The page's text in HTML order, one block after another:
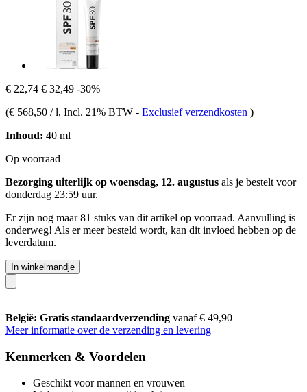
€ 22,74 € 32,49 -30%
(€ 568,50 / l, Incl. 21% BTW - Exclusief verzendkosten )
Inhoud: 40 ml
Op voorraad
Bezorging uiterlijk op woensdag, 12. augustus als je bestelt voor
donderdag 23:59 uur.
Er zijn nog maar 81 stuks van dit artikel op voorraad. Aanvulling is
onderweg! Als er meer besteld wordt, kan dit invloed hebben op de
leverdatum.
In winkelmandje
België: Gratis standaardverzending vanaf € 49,90
Meer informatie over de verzending en levering
Kenmerken & Voordelen
Geschikt voor mannen en vrouwen